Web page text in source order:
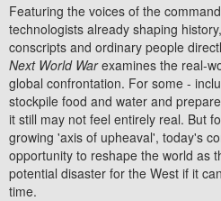
Featuring the voices of the
technologists already shaping
conscripts and ordinary people
Next World Warexamines the real-
global confrontation. For some -
stockpile food and water and
it still may not feel entirely real. But
growing 'axis of upheaval', today's
opportunity to reshape the world as
potential disaster for the West if it
time.